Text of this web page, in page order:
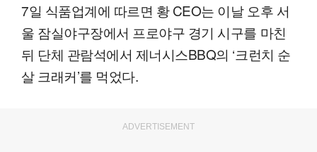
7일 식품업계에 따르면 황 CEO는 이날 오후 서
울 잠실야구장에서 프로야구 경기 시구를 마친
뒤 단체 관람석에서 제너시스BBQ의 ‘크런치 순
살 크래커’를 먹었다.
ADVERTISEMENT